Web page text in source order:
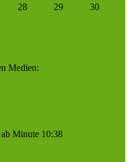
28 29
30
Medien:
Minute 10:38